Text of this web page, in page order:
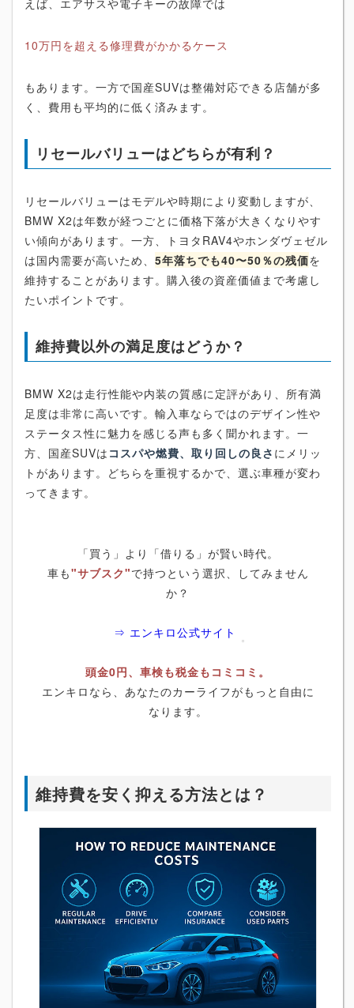
10万円を超える修理費がかかるケース
もあります。一方で国産SUVは整備対応できる店舗が多
く、費用も平均的に低く済みます。
リセールバリューはどちらが有利？
リセールバリューはモデルや時期により変動しますが、
BMW X2は年数が経つごとに価格下落が大きくなりやす
い傾向があります。一方、トヨタRAV4やホンダヴェゼル
は国内需要が高いため、 5年落ちでも40〜50％の残価を
維持することがあります。購入後の資産価値まで考慮し
たいポイントです。
維持費以外の満足度はどうか？
BMW X2は走行性能や内装の質感に定評があり、所有満
足度は非常に高いです。輸入車ならではのデザイン性や
ステータス性に魅力を感じる声も多く聞かれます。一
方、国産SUVは コスパや燃費、取り回しの良さ にメリッ
トがあります。どちらを重視するかで、選ぶ車種が変わ
ってきます。
「買う」より「借りる」が賢い時代。
車も"サブスク"で持つという選択、してみません
か？
⇒ エンキロ公式サイト
頭金0円、車検も税金もコミコミ。
エンキロなら、あなたのカーライフがもっと自由に
なります。
維持費を安く抑える方法とは？